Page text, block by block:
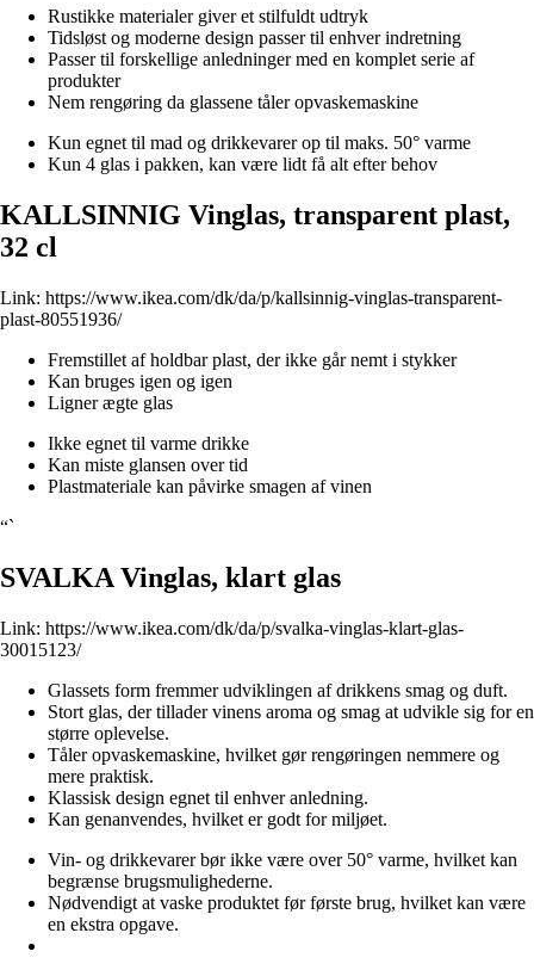
Rustikke materialer giver et stilfuldt udtryk
Tidsløst og moderne design passer til enhver indretning
Passer til forskellige anledninger med en komplet serie af
produkter
Nem rengøring da glassene tåler opvaskemaskine
Kun egnet til mad og drikkevarer op til maks. 50° varme
Kun 4 glas i pakken, kan være lidt få alt efter behov
KALLSINNIG Vinglas, transparent plast,
32 cl
Link: https://www.ikea.com/dk/da/p/kallsinnig-vinglas-transparent-
plast-80551936/
Fremstillet af holdbar plast, der ikke går nemt i stykker
Kan bruges igen og igen
Ligner ægte glas
Ikke egnet til varme drikke
Kan miste glansen over tid
Plastmateriale kan påvirke smagen af vinen
“`
SVALKA Vinglas, klart glas
Link: https://www.ikea.com/dk/da/p/svalka-vinglas-klart-glas-
30015123/
Glassets form fremmer udviklingen af drikkens smag og duft.
Stort glas, der tillader vinens aroma og smag at udvikle sig for en
større oplevelse.
Tåler opvaskemaskine, hvilket gør rengøringen nemmere og
mere praktisk.
Klassisk design egnet til enhver anledning.
Kan genanvendes, hvilket er godt for miljøet.
Vin- og drikkevarer bør ikke være over 50° varme, hvilket kan
begrænse brugsmulighederne.
Nødvendigt at vaske produktet før første brug, hvilket kan være
en ekstra opgave.